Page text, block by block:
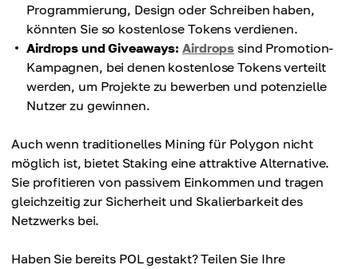
Programmierung, Design oder Schreiben haben,
könnten Sie so kostenlose Tokens verdienen.
Airdrops und Giveaways: Airdrops sind Promotion-
Kampagnen, bei denen kostenlose Tokens verteilt
werden, um Projekte zu bewerben und potenzielle
Nutzer zu gewinnen.
Auch wenn traditionelles Mining für Polygon nicht
möglich ist, bietet Staking eine attraktive Alternative.
Sie profitieren von passivem Einkommen und tragen
gleichzeitig zur Sicherheit und Skalierbarkeit des
Netzwerks bei.
Haben Sie bereits POL gestakt? Teilen Sie Ihre